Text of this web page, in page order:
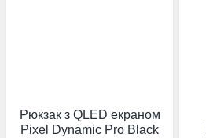
Рюкзак з QLED екраном
Pixel Dynamic Pro Black